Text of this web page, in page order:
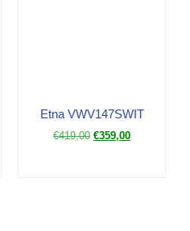
Etna VWV147SWIT
€419,00 €359,00